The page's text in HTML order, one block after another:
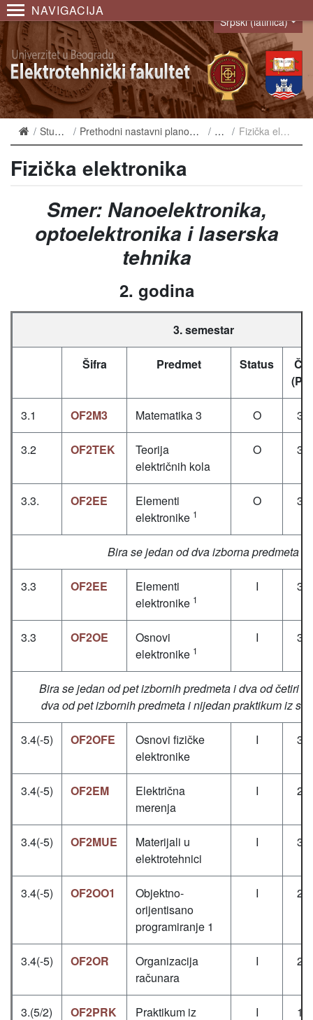
NAVIGACIJA
Language
Srpski (latinica)
Studiranje Prethodni nastavni planovi i ekvivalencije 2006 Fizička elektronika
Fizička elektronika
Smer: Nanoelektronika,
optoelektronika i laserska
tehnika
2. godina
3. semestar
Šifra Predmet Status
3.1 OF2M3 Matematika 3 O
3.2 OF2TEK
Teorija
električnih kola
O
3.3. OF2EE
Elementi
elektronike 1
O
Bira se jedan od dva izborna predmeta
3.3 OF2EE
Elementi
elektronike 1
I
3.3 OF2OE
Osnovi
elektronike 1
I
Bira se jedan od pet izbornih predmeta i dva od četiri
dva od pet izbornih predmeta i nijedan praktikum iz
3.4(-5) OF2OFE
Osnovi fizičke
elektronike
I
3.4(-5) OF2EM
Električna
merenja
I
3.4(-5) OF2MUE
Materijali u
elektrotehnici
I
3.4(-5) OF2OO1
Objektno-
orijentisano
programiranje 1
I
3.4(-5) OF2OR
Organizacija
računara
I
3.(5/2) OF2PRK
Praktikum iz
I